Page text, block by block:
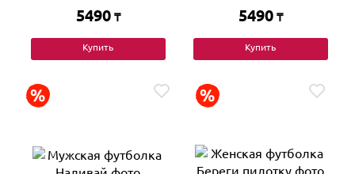
5490 ₸
Купить
5490 ₸
Купить